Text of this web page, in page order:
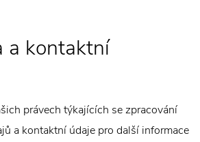
a kontaktní
právech týkajících se zpracování
a kontaktní údaje pro další informace